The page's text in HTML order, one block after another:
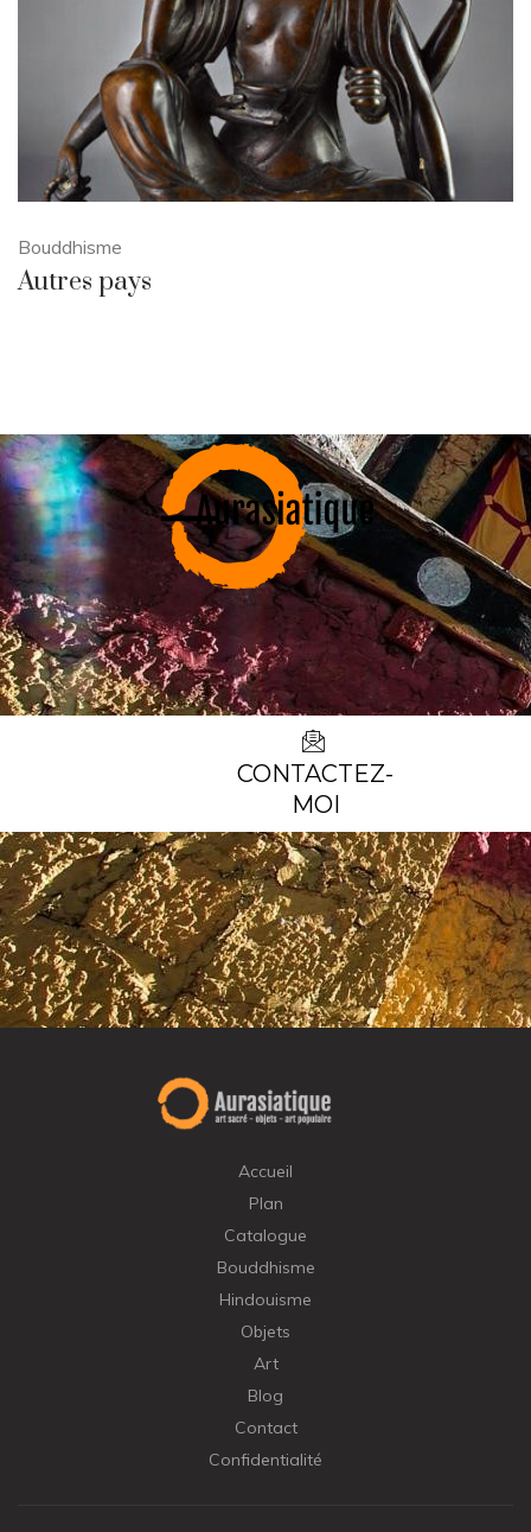
Bouddhisme
Autres pays
CONTACTEZ-
MOI
Accueil
Plan
Catalogue
Bouddhisme
Hindouisme
Objets
Art
Blog
Contact
Confidentialité